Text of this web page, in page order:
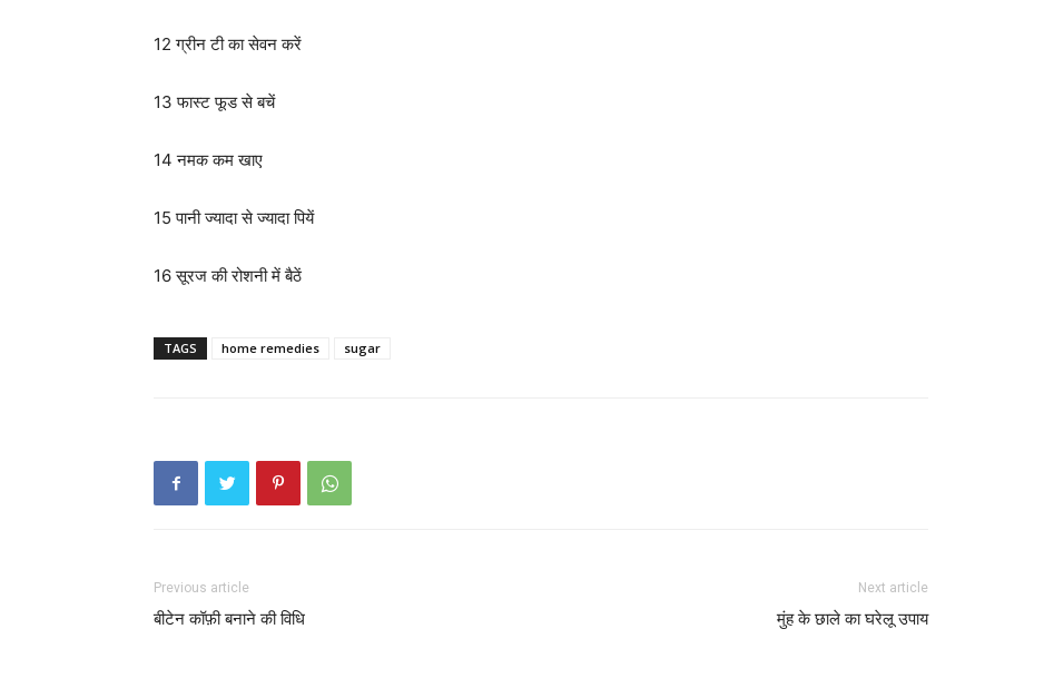
12 ग्रीन टी का सेवन करें
13 फास्ट फूड से बचें
14 नमक कम खाए
15 पानी ज्यादा से ज्यादा पियें
16 सूरज की रोशनी में बैठें
TAGS home remedies sugar
Previous article
बीटेन कॉफ़ी बनाने की विधि
Next article
मुंह के छाले का घरेलू उपाय